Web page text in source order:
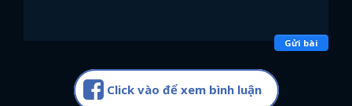
Gửi bài
Click vào để xem bình luận